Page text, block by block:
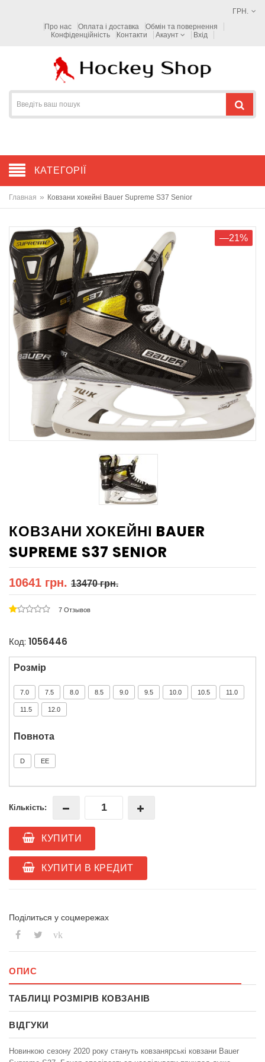
ГРН.
Про нас
Оплата і доставка
Обмін та повернення
Конфіденційність
Контакти Акаунт Вхід
КАТЕГОРІЇ
Главная » Ковзани хокейні Bauer Supreme S37 Senior
—21%
КОВЗАНИ ХОКЕЙНІ BAUER
SUPREME S37 SENIOR
10641 грн. 13470 грн.
7 Отзывов
Код: 1056446
Розмір
7.0 7.5 8.0 8.5 9.0 9.5 10.0 10.5 11.0
11.5 12.0
Повнота
D ЕЕ
Кількість:
КУПИТИ
КУПИТИ В КРЕДИТ
Поділиться у соцмережах
vk
ОПИС
ТАБЛИЦІ РОЗМІРІВ КОВЗАНІВ
ВІДГУКИ
Новинкою сезону 2020 року стануть ковзанярські ковзани Bauer